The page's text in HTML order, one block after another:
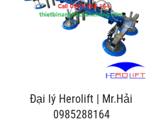
Đại lý Herolift | Mr.Hải
0985288164